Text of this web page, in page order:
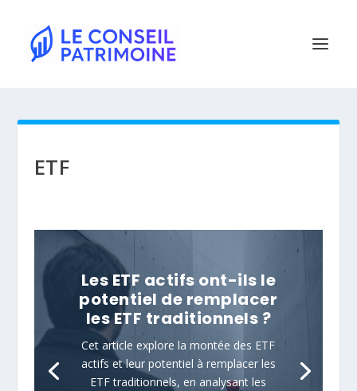
ETF
Les ETF actifs ont-ils le
potentiel de remplacer
les ETF traditionnels ?
Cet article explore la montée des ETF
actifs et leur potentiel à remplacer les
ETF traditionnels, en analysant les